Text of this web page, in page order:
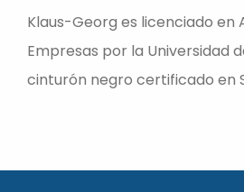
Klaus-Georg es licenciado en
Empresas por la Universidad
cinturón negro certificado en